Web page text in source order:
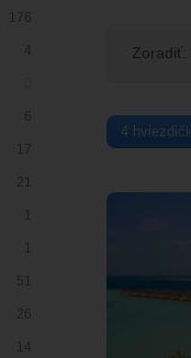
176
6
17
21
51
26
Zoradiť:
4